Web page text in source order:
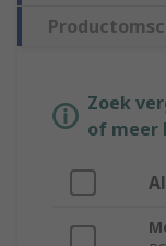
Zoek
of meer